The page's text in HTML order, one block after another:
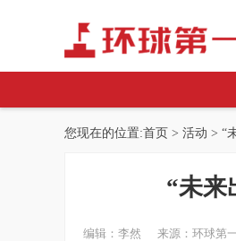
您现在的位置:首页 > 活动 > “
“未来
编辑：李然 来源：环球第